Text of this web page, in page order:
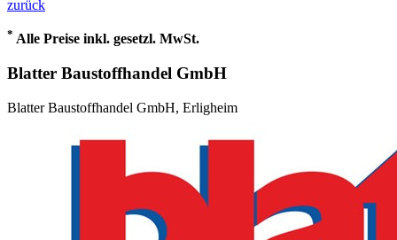
zurück
* Alle Preise inkl. gesetzl. MwSt.
Blatter Baustoffhandel GmbH
Blatter Baustoffhandel GmbH, Erligheim